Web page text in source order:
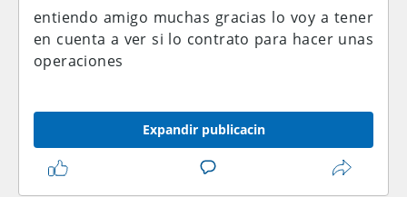
entiendo amigo muchas gracias lo voy a tener
en cuenta a ver si lo contrato para hacer unas
operaciones
Expandir publicacin